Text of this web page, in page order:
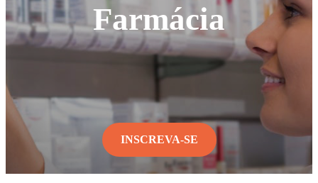
Farmácia
INSCREVA-SE